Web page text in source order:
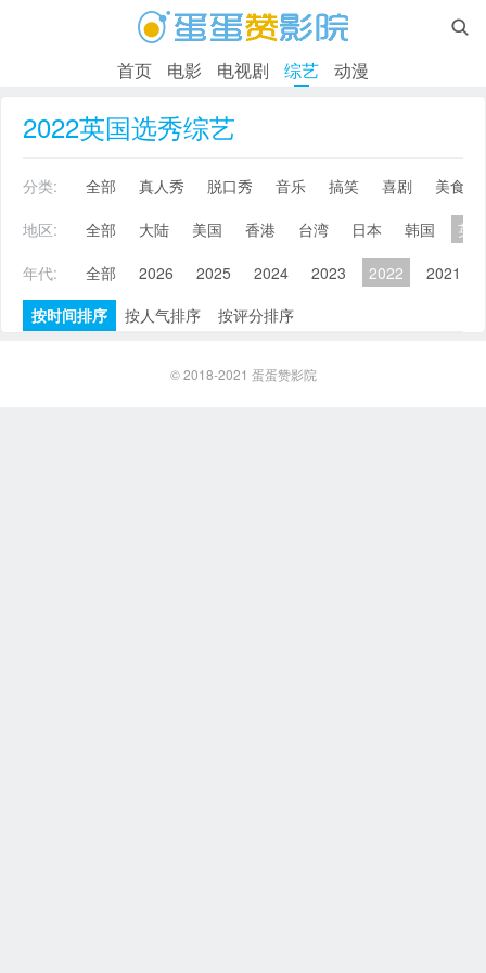

首页 电影 电视剧 综艺 动漫
2022英国选秀综艺
分类: 全部 真人秀 脱口秀 音乐 搞笑 喜剧
美食
地区:
全部 大陆 美国 香港 台湾 日本 韩国
英
年代:
全部 2026 2025 2024 2023 2022 2021
按时间排序
按人气排序 按评分排序
© 2018-2021 蛋蛋赞影院